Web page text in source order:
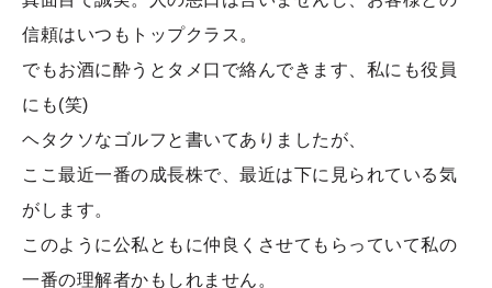
信頼はいつもトップクラス。
でもお酒に酔うとタメ口で絡んできます、私にも役員
にも(笑)
ヘタクソなゴルフと書いてありましたが、
ここ最近一番の成長株で、最近は下に見られている気
がします。
このように公私ともに仲良くさせてもらっていて私の
一番の理解者かもしれません。